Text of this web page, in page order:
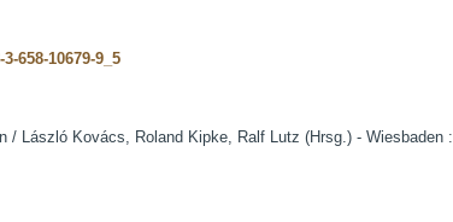
658-10679-9_5
/ László Kovács, Roland Kipke, Ralf Lutz (Hrsg.) - Wiesbaden :